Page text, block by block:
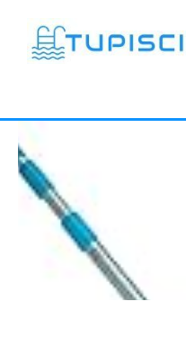
contenido